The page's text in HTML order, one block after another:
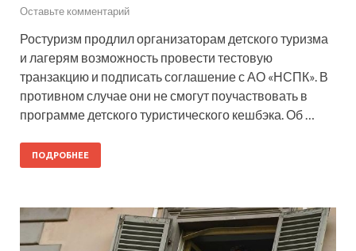
Оставьте комментарий
Ростуризм продлил организаторам детского туризма
и лагерям возможность провести тестовую
транзакцию и подписать соглашение с АО «НСПК». В
противном случае они не смогут поучаствовать в
программе детского туристического кешбэка. Об …
ПОДРОБНЕЕ